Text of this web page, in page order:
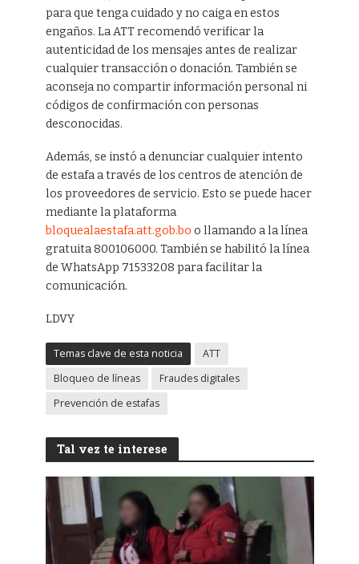
para que tenga cuidado y no caiga en estos
engaños. La ATT recomendó verificar la
autenticidad de los mensajes antes de realizar
cualquier transacción o donación. También se
aconseja no compartir información personal ni
códigos de confirmación con personas
desconocidas.
Además, se instó a denunciar cualquier intento
de estafa a través de los centros de atención de
los proveedores de servicio. Esto se puede hacer
mediante la plataforma
bloquealaestafa.att.gob.bo o llamando a la línea
gratuita 800106000. También se habilitó la línea
de WhatsApp 71533208 para facilitar la
comunicación.
LDVY
Temas clave de esta noticia
ATT
Bloqueo de líneas
Fraudes digitales
Prevención de estafas
Tal vez te interese